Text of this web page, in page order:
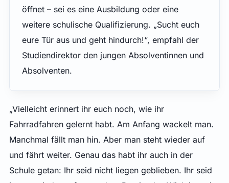
öffnet – sei es eine Ausbildung oder eine
weitere schulische Qualifizierung. „Sucht euch
eure Tür aus und geht hindurch!“, empfahl der
Studiendirektor den jungen Absolventinnen und
Absolventen.
„Vielleicht erinnert ihr euch noch, wie ihr
Fahrradfahren gelernt habt. Am Anfang wackelt man.
Manchmal fällt man hin. Aber man steht wieder auf
und fährt weiter. Genau das habt ihr auch in der
Schule getan: Ihr seid nicht liegen geblieben. Ihr seid